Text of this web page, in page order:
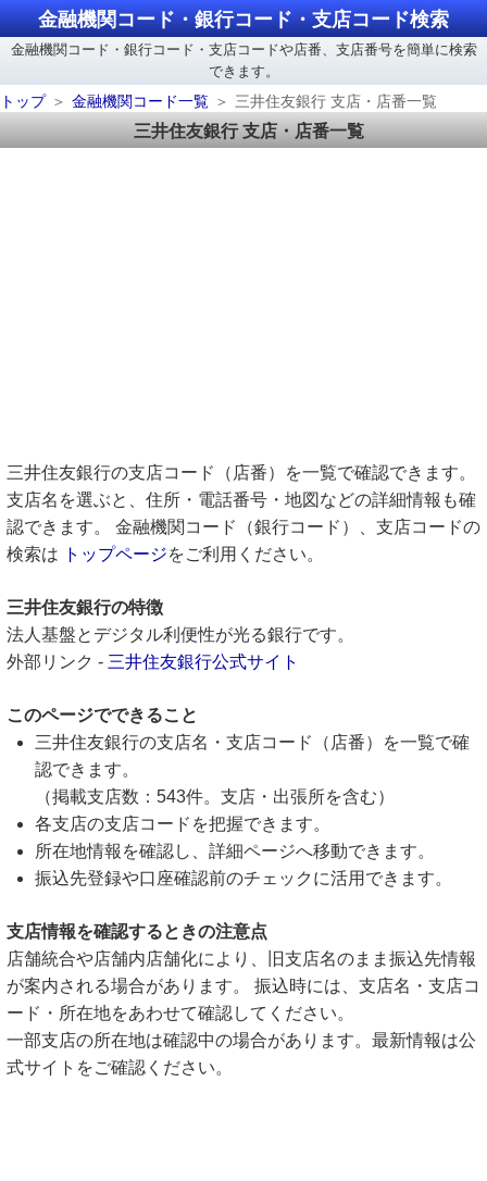
金融機関コード・銀行コード・支店コード検索
金融機関コード・銀行コード・支店コードや店番、支店番号を簡単に検索
できます。
トップ
金融機関コード一覧 三井住友銀行 支店・店番一覧
三井住友銀行 支店・店番一覧
三井住友銀行の支店コード（店番）を一覧で確認できます。
支店名を選ぶと、住所・電話番号・地図などの詳細情報も確
認できます。 金融機関コード（銀行コード）、支店コードの
検索は
トップページをご利用ください。
三井住友銀行の特徴
法人基盤とデジタル利便性が光る銀行です。
外部リンク - 三井住友銀行公式サイト
このページでできること
三井住友銀行の支店名・支店コード（店番）を一覧で確
認できます。
（掲載支店数：543件。支店・出張所を含む）
各支店の支店コードを把握できます。
所在地情報を確認し、詳細ページへ移動できます。
振込先登録や口座確認前のチェックに活用できます。
支店情報を確認するときの注意点
店舗統合や店舗内店舗化により、旧支店名のまま振込先情報
が案内される場合があります。 振込時には、支店名・支店コ
ード・所在地をあわせて確認してください。
一部支店の所在地は確認中の場合があります。最新情報は公
式サイトをご確認ください。